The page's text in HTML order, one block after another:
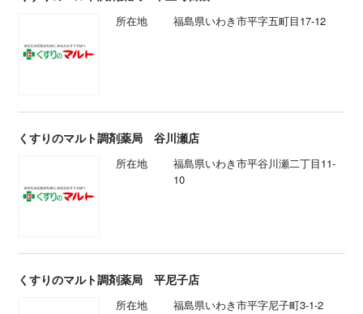
所在地 福島県いわき市平字五町目17-12
くすりのマルト調剤薬局 谷川瀬店
所在地
福島県いわき市平谷川瀬二丁目11-
10
くすりのマルト調剤薬局 平尼子店
所在地 福島県いわき市平字尼子町3-1-2